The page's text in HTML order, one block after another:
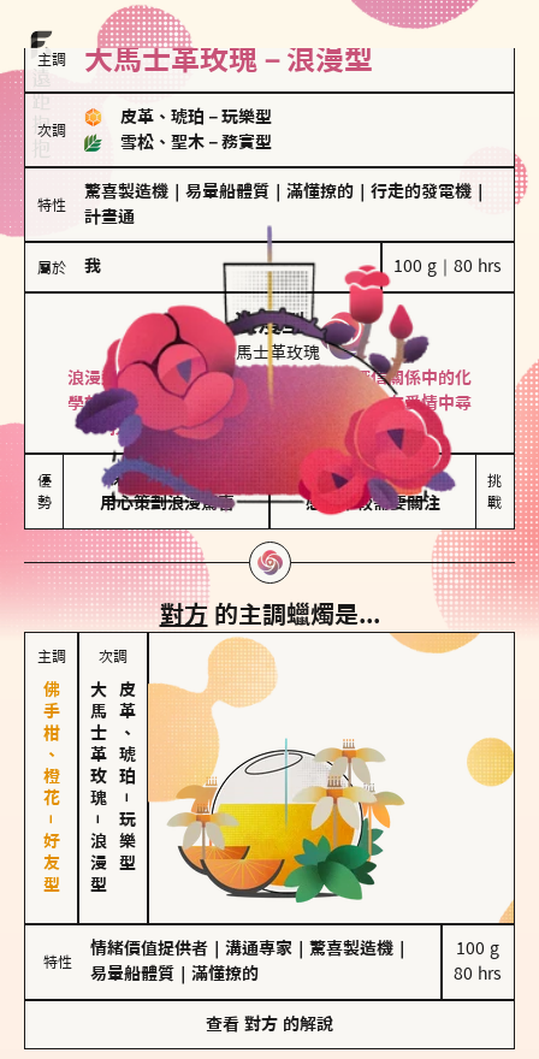
主調 大馬士革玫瑰－浪漫型
次調
皮革、琥珀 － 玩樂型
雪松、聖木 － 務實型
特性
驚喜製造機 易暈船體質 滿懂撩的 行走的發電機
計畫通
屬於 我 100 g｜80 hrs
浪漫型
大馬士革玫瑰
浪漫型的人以激情與性吸引力為基礎，深信關係中的化
學效應，認為每次相遇都是命中註定。傾向在愛情中尋
找火花，經常表達對另一半的愛意和讚美。
優
勢
保持戀愛新鮮感
用心策劃浪漫驚喜
情緒起伏較大
感情中較需要關注
挑
戰
對方的主調蠟燭是...
主調
佛手柑、橙花－好友型
次調
大馬士革玫瑰
－
浪漫型
皮革、琥珀
－
玩樂型
特性
情緒價值提供者 溝通專家 驚喜製造機
易暈船體質
滿懂撩的
100 g
80 hrs
查看 對方 的解說